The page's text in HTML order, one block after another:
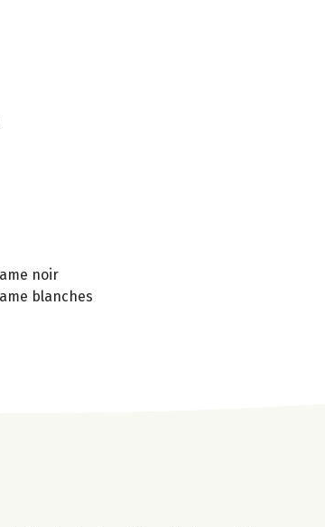
noir
blanches